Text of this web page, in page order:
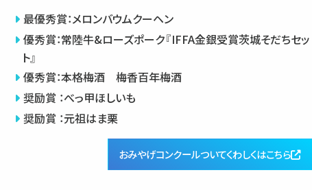
最優秀賞：メロンバウムクーヘン
優秀賞：常陸牛&ローズポーク『IFFA金銀受賞茨城そだちセッ
ト』
優秀賞：本格梅酒 梅香百年梅酒
奨励賞 ：べっ甲ほしいも
奨励賞 ：元祖はま栗
おみやげコンクールついてくわしくはこちら